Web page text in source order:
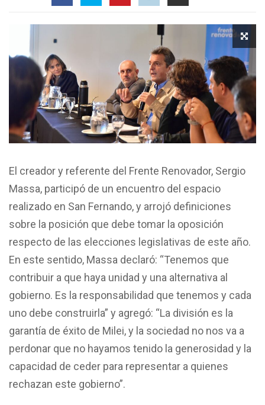
El creador y referente del Frente Renovador, Sergio
Massa, participó de un encuentro del espacio
realizado en San Fernando, y arrojó definiciones
sobre la posición que debe tomar la oposición
respecto de las elecciones legislativas de este año.
En este sentido, Massa declaró: “Tenemos que
contribuir a que haya unidad y una alternativa al
gobierno. Es la responsabilidad que tenemos y cada
uno debe construirla” y agregó: “La división es la
garantía de éxito de Milei, y la sociedad no nos va a
perdonar que no hayamos tenido la generosidad y la
capacidad de ceder para representar a quienes
rechazan este gobierno”.